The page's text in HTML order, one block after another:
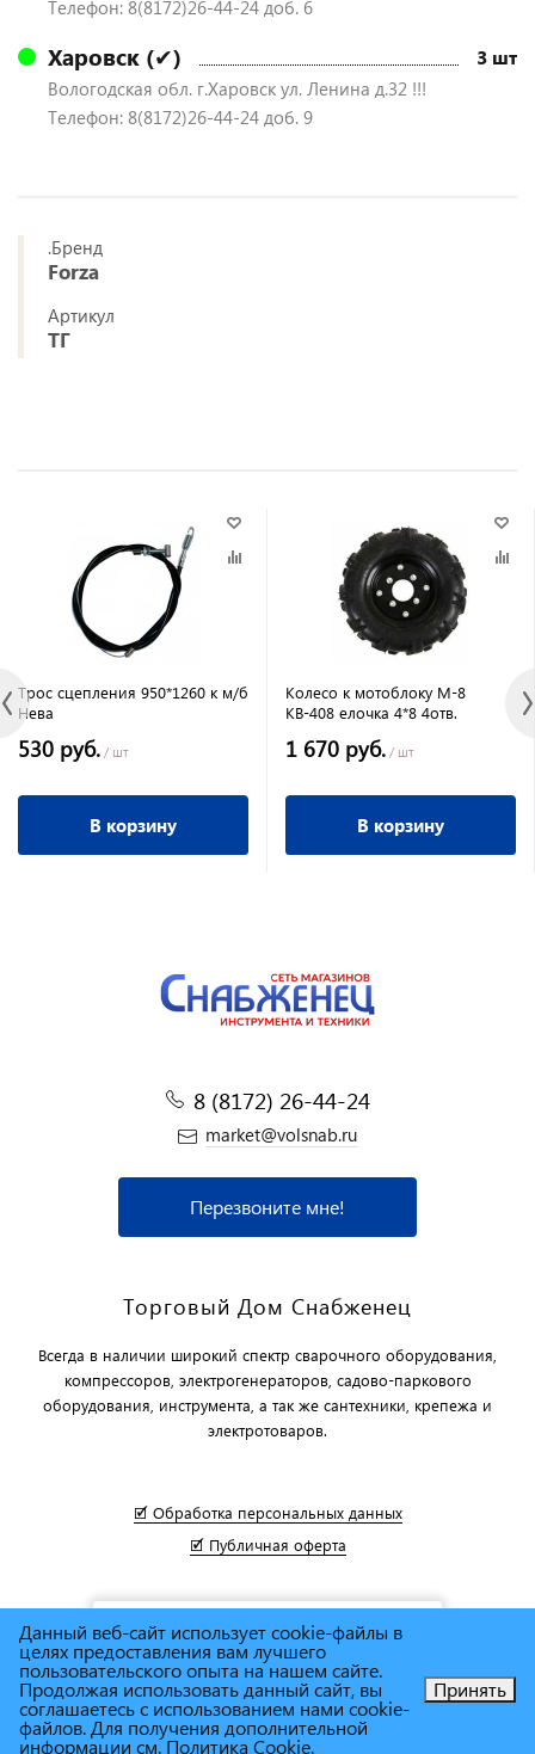
Телефон: 8(8172)26-44-24 доб. 6
Харовск (✔) 3 шт
Вологодская обл. г.Харовск ул. Ленина д.32 !!!
Телефон: 8(8172)26-44-24 доб. 9
.Бренд
Forza
Артикул
ТГ
Трос сцепления 950*1260 к м/б
Нева
530 руб. / шт
В корзину
Колесо к мотоблоку М-8
КВ-408 елочка 4*8 4отв.
1 670 руб. / шт
В корзину
8 (8172) 26-44-24
market@volsnab.ru
Перезвоните мне!
Торговый Дом Снабженец
Всегда в наличии широкий спектр сварочного оборудования,
компрессоров, электрогенераторов, садово-паркового
оборудования, инструмента, а так же сантехники, крепежа и
электротоваров.
🗹 Обработка персональных данных
🗹 Публичная оферта
Позвоните нам!
Данный веб-сайт использует cookie-файлы в
целях предоставления вам лучшего
пользовательского опыта на нашем сайте.
Продолжая использовать данный сайт, вы
соглашаетесь с использованием нами cookie-
файлов. Для получения дополнительной
информации см.Политика Cookie.
Принять